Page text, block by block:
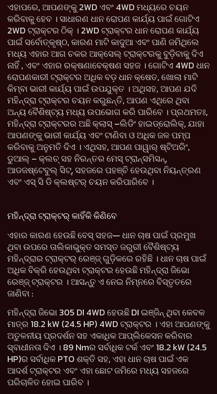
ଏହାପରେ, ଆପଣଙ୍କୁ 2WD ଏବଂ 4WD ମଧ୍ୟରେ ଚୟନ
କରିବାକୁ ହେବ । ସାଧାରଣ ଧାନ ରୋପଣ କାର୍ଯ୍ୟ ପାଇଁ ଗୋଟିଏ
2WD ଟ୍ରାକ୍ଟର ଠିକ୍ । 2WD ଟ୍ରାକ୍ଟର ଧାନ ରୋପଣ କାର୍ଯ୍ୟ
ପାଇଁ ସର୍ବୋତ୍କୃଷ୍ଠ, କାରଣ ମାଟି କାଦୁଆ ଏବଂ ପାଣି ଜମିଥିଲେ
ମଧ୍ୟ ଏହାର ଆଗ ଚକର ଆକ୍ସେଲ୍ ଟ୍ରାକ୍ଟରକୁ ବୁଡ଼ିବାକୁ ଦିଏ
ନାହିଁ , ଏବଂ ଏହାର ରକ୍ଷଣାବେକ୍ଷଣ ସହଜ । ଗୋଟିଏ 4WD ଧାନ
ରୋପଣକାରୀ ଟ୍ରାକ୍ଟର ଅଧିକ ବଡ଼ ଧାନ କ୍ଷେତ, ଖୋଲା ମାଟି
କିମ୍ବା ଭାରୀ କାର୍ଯ୍ୟ ପାଇଁ ଉପଯୁକ୍ତ । ଅଥିସହ, ଆପଣ ଯଦି
ମହିନ୍ଦ୍ରା ଟ୍ରାକ୍ଟର ଚୟନ କରୁଛନ୍ତି, ଆପଣ ଏଥିରେ ଥିବା
ଅନ୍ୟ ବୈଶିଷ୍ଟ୍ୟ ମଧ୍ୟ ଉପଭୋଗ କରି ପାରିବେ । ପ୍ରଥମତଃ,
ମହିନ୍ଦ୍ରା ଟ୍ରାକ୍ଟରର ଅଛି କ୍ଲାସ୍ –ଲିଡିଂ ହାଇଡ୍ରୋଲିକ୍, ଯାହା
ଆପଣଙ୍କୁ ଭାରୀ କାର୍ଯ୍ୟ ଏବଂ ଟାଣିବା ଓ ଅଧିକ ଜଳ ପମ୍ପ
କରିବାକୁ ଅନୁମତି ଦିଏ । ଏଥିସହ, ଆପଣ ପାୱାର୍ ଷ୍ଟିଅରିଂ,
ଡୁଆଲ୍ – କ୍ଲଚ୍ ସହ ନିରନ୍ତର ମେସ୍ ଟ୍ରାନ୍ସମିସନ୍,
ଆଡଜଷ୍ଟେବୁଲ୍ ସିଟ୍, ସହଜରେ ପହଞ୍ଚି ହେଉଥିବା ନିୟନ୍ତ୍ରଣ
ଏବଂ ଏସ୍ ସି ଡି କ୍ଲଷ୍ଟର୍ ଚୟନ କରିପାରିବେ ।
ମହିନ୍ଦ୍ରା ଟ୍ରାକ୍ଟର୍ କାହିଁକି କିଣିବେ
ଏହାର କାରଣ ହେଉଛି ବେସ୍ ସହଜ— ଧାନ ଚାଷ ପାଇଁ ପ୍ରମୁଖ
ଥିବା ଉପରେ ତାଲିକାଭୁକ୍ତ ସମସ୍ତ ଜରୁରୀ ବୈଶିଷ୍ଟ୍ୟ
ମହିନ୍ଦ୍ରାର ଟ୍ରାକ୍ଟର୍ ରେଞ୍ଜ୍ ଗୁଡ଼ିକରେ ରହିଛି । ଧାନ ଚାଷ ପାଇଁ
ଅଧିକ ବିକ୍ରି ହେଉଥିବା ଟ୍ରାକ୍ଟର ହେଉଛି ମହିନ୍ଦ୍ରା ଜିଭୋ
ରେଞ୍ଜ୍ ଟ୍ରାକ୍ଟର । ଆସନ୍ତୁ ଏ ନେଇ ନିମ୍ନରେ ବିସ୍ତୃତରେ
ଜାଣିବା :
ମହିନ୍ଦ୍ରା ଜିଭୋ 305 DI 4WD ହେଉଛି DI ଇଞ୍ଜିନ୍ ଥିବା କେବଳ
ମାତ୍ର 18.2 kW (24.5 HP) 4WD ଟ୍ରାକ୍ଟର । ଏହା ଆପଣଙ୍କୁ
ଅତୁଳନୀୟ ପ୍ରଦର୍ଶନ ସହ ଏକାଧିକ ଆପ୍ଲିକେସନ କରିବାର
ସ୍ବାଧୀନତା ଦିଏ । 89 Nmର ସର୍ବାଧିକ ଟର୍କ ଏବଂ 18.2 kW (24.5
HP)ର ସର୍ବାଧିକ PTO ଶକ୍ତି ସହ, ଏହା ଧାନ ଚାଷ ପାଇଁ ଏକ
ଆଦର୍ଶ ଟ୍ରାକ୍ଟର ଏବଂ ଏହା ଛୋଟ ଜମିରେ ମଧ୍ୟ ସହଜରେ
ପରିଚାଳିତ ହୋଇ ପାରିବ ।